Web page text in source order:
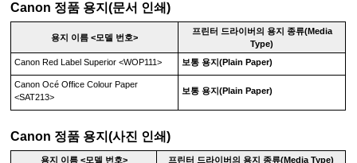
Canon 정품 용지(문서 인쇄)
용지 이름 <모델 번호>
프린터 드라이버의 용지 종류(Media
Type)
Canon Red Label Superior<WOP111> 보통 용지(Plain Paper)
Canon Océ Office Colour Paper
<SAT213>
보통 용지(Plain Paper)
Canon 정품 용지(사진 인쇄)
용지 이름 <모델 번호> 프린터 드라이버의용지 종류(Media Type)